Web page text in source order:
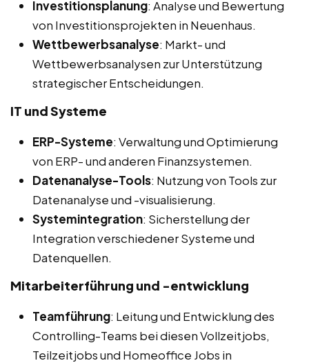
Investitionsplanung: Analyse und Bewertung
von Investitionsprojekten in Neuenhaus.
Wettbewerbsanalyse: Markt- und
Wettbewerbsanalysen zur Unterstützung
strategischer Entscheidungen.
IT und Systeme
ERP-Systeme: Verwaltung und Optimierung
von ERP- und anderen Finanzsystemen.
Datenanalyse-Tools: Nutzung von Tools zur
Datenanalyse und -visualisierung.
Systemintegration: Sicherstellung der
Integration verschiedener Systeme und
Datenquellen.
Mitarbeiterführung und -entwicklung
Teamführung: Leitung und Entwicklung des
Controlling-Teams bei diesen Vollzeitjobs,
Teilzeitjobs und Homeoffice Jobs in